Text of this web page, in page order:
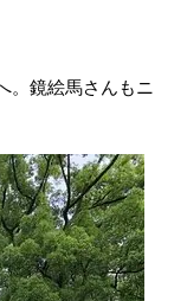
。鏡絵馬さんもニ